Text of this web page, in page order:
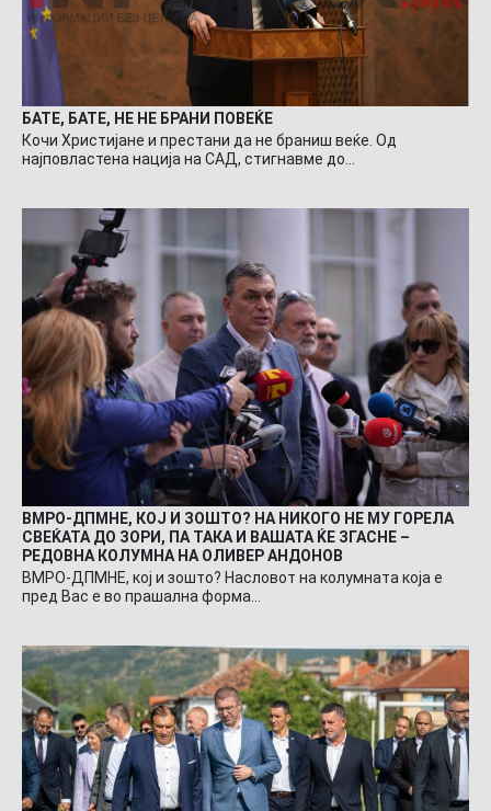
БАТЕ, БАТЕ, НЕ НЕ БРАНИ ПОВЕЌЕ
Кочи Христијане и престани да не браниш веќе. Од
најповластена нација на САД, стигнавме до…
ВМРО-ДПМНЕ, КОЈ И ЗОШТО? НА НИКОГО НЕ МУ ГОРЕЛА
СВЕЌАТА ДО ЗОРИ, ПА ТАКА И ВАШАТА ЌЕ ЗГАСНЕ –
РЕДОВНА КОЛУМНА НА ОЛИВЕР АНДОНОВ
ВМРО-ДПМНЕ, кој и зошто? Насловот на колумната која е
пред Вас е во прашална форма…